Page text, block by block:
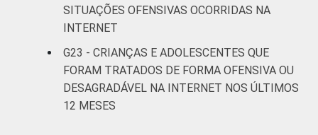
SITUAÇÕES OFENSIVAS OCORRIDAS NA
INTERNET
G23 - CRIANÇAS E ADOLESCENTES QUE
FORAM TRATADOS DE FORMA OFENSIVA OU
DESAGRADÁVEL NA INTERNET NOS ÚLTIMOS
12 MESES